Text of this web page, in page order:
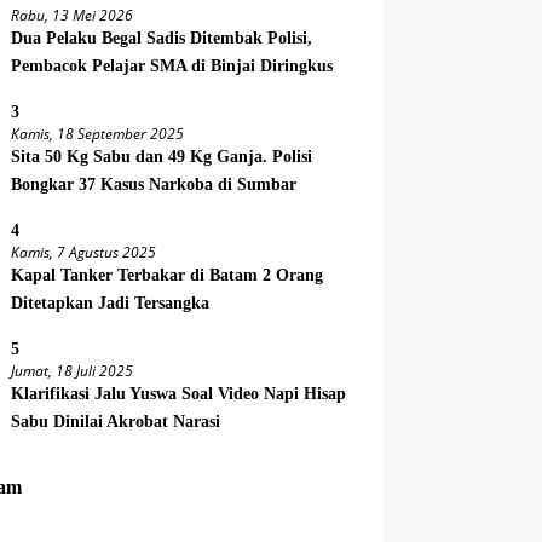
Rabu, 13 Mei 2026
Dua Pelaku Begal Sadis Ditembak Polisi,
Pembacok Pelajar SMA di Binjai Diringkus
3
Kamis, 18 September 2025
Sita 50 Kg Sabu dan 49 Kg Ganja. Polisi
Bongkar 37 Kasus Narkoba di Sumbar
4
Kamis, 7 Agustus 2025
Kapal Tanker Terbakar di Batam 2 Orang
Ditetapkan Jadi Tersangka
5
Jumat, 18 Juli 2025
Klarifikasi Jalu Yuswa Soal Video Napi Hisap
Sabu Dinilai Akrobat Narasi